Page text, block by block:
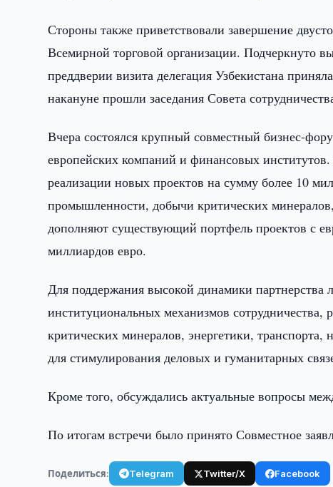
Стороны также приветствовали завершение
Всемирной торговой организации. Подчеркнуто
преддверии визита делегация Узбекистана
накануне прошли заседания Совета
Вчера состоялся крупный совместный бизнес-
европейских компаний и финансовых
реализации новых проектов на сумму более 10
промышленности, добычи критических
дополняют существующий портфель проектов с
миллиардов евро.
Для поддержания высокой динамики партнерства
институциональных механизмов
критических минералов, энергетики,
для стимулирования деловых и гуманитарных
Кроме того, обсуждались актуальные вопросы
По итогам встречи было принято Совместное
Поделиться: Telegram Twitter/X Facebook